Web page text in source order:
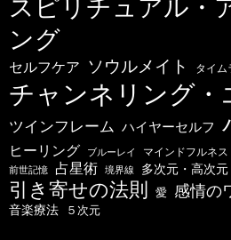
ング
セルフケア ソウルメイト タイム
チャンネリング・
ツインフレーム ハイヤーセルフ
ヒーリング ブルーレイ マインドフルネス
前世記憶 占星術 境界線 多次元・高次元
引き寄せの法則 愛 感情の
音楽療法 ５次元